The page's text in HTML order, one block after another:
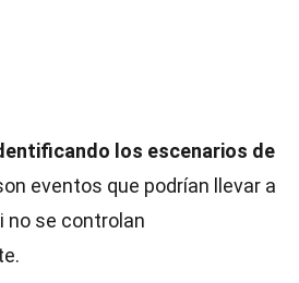
los escenarios de
eventos que podrían llevar a
no se controlan